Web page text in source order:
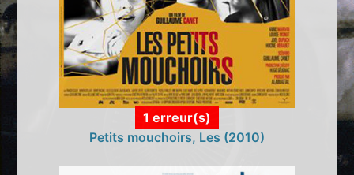
1 erreur(s)
Petits mouchoirs, Les (2010)